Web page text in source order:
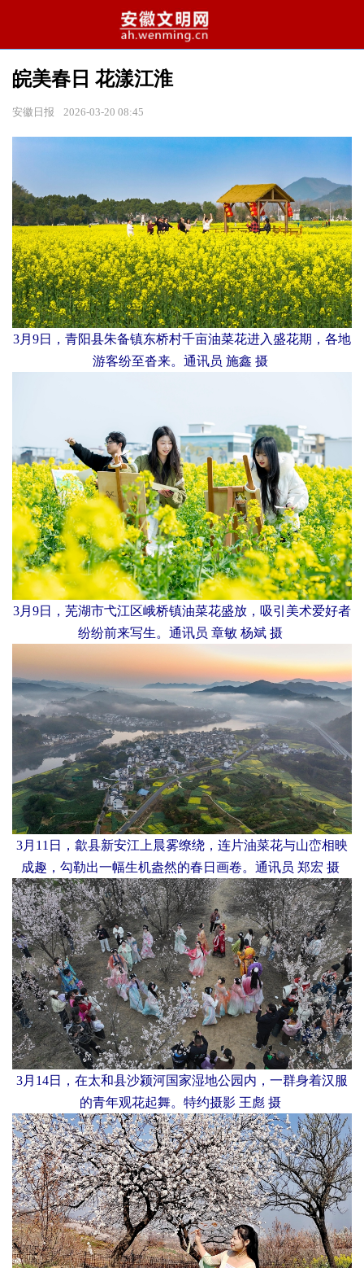
皖美春日 花漾江淮
安徽日报 2026-03-20 08:45
3月9日，青阳县朱备镇东桥村千亩油菜花进入盛花期，各地
游客纷至沓来。通讯员 施鑫 摄
3月9日，芜湖市弋江区峨桥镇油菜花盛放，吸引美术爱好者
纷纷前来写生。通讯员 章敏 杨斌 摄
3月11日，歙县新安江上晨雾缭绕，连片油菜花与山峦相映
成趣，勾勒出一幅生机盎然的春日画卷。通讯员 郑宏 摄
3月14日，在太和县沙颍河国家湿地公园内，一群身着汉服
的青年观花起舞。特约摄影 王彪 摄